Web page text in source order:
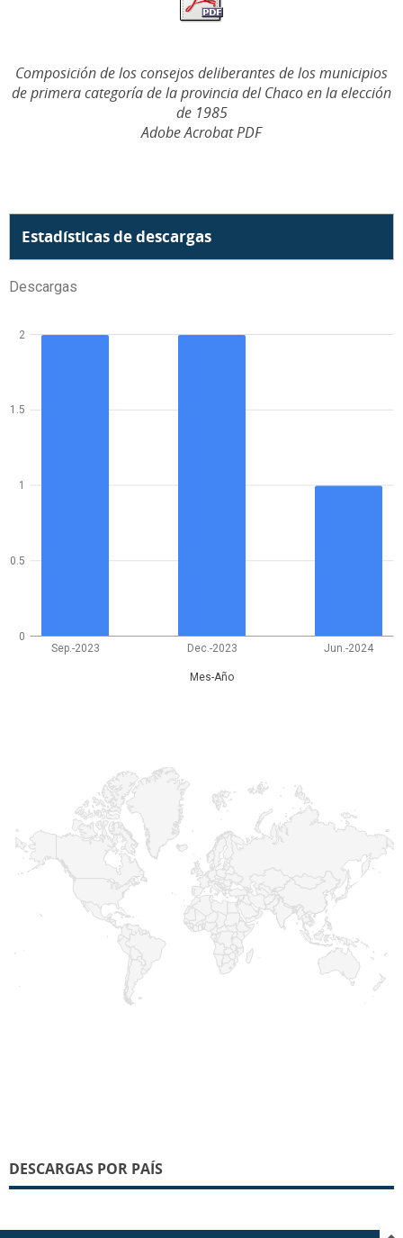
Composición de los consejos deliberantes de los municipios
de primera categoría de la provincia del Chaco en la elección
de 1985
Adobe Acrobat PDF
Estadísticas de descargas
Descargas
Sep.-2023 Dec.-2023 Jun.-2024
Mes-Año
0
0.5
1
1.5
2
DESCARGAS POR PAÍS